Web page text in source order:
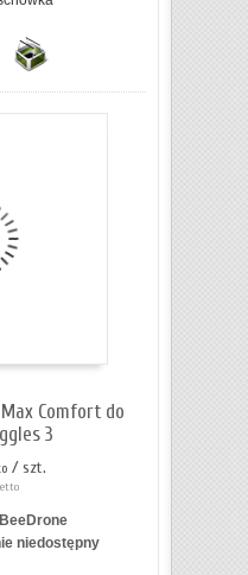
Comfort do
3
/ szt.
niedostępny